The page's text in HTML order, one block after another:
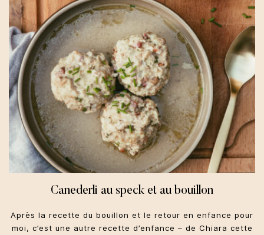
Canederli au speck et au bouillon
Après la recette du bouillon et le retour en enfance pour
moi, c’est une autre recette d’enfance – de Chiara cette